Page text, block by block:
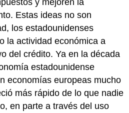
Estas ideas no son
los estadounidenses
la actividad económica a
del crédito. Ya en la década
estadounidense
economías europeas mucho
más rápido de lo que nadie
en parte a través del uso